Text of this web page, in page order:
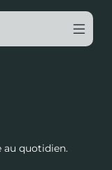
au quotidien.